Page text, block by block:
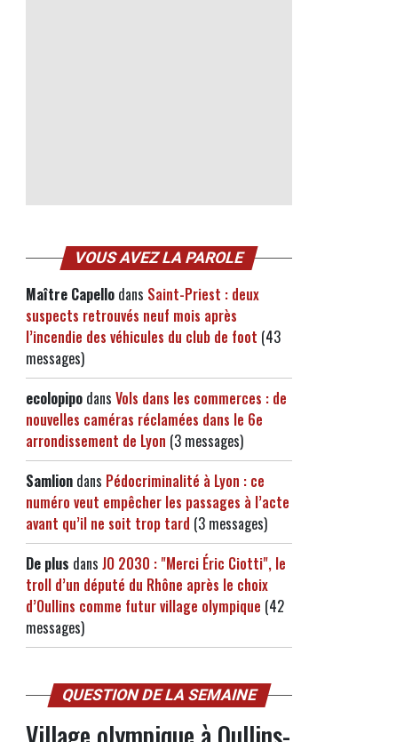
VOUS AVEZ LA PAROLE
Maître Capello dans Saint-Priest : deux
suspects retrouvés neuf mois après
l’incendie des véhicules du club de foot (43
messages)
ecolopipo dans Vols dans les commerces : de
nouvelles caméras réclamées dans le 6e
arrondissement de Lyon (3 messages)
Samlion dans Pédocriminalité à Lyon : ce
numéro veut empêcher les passages à l’acte
avant qu’il ne soit trop tard (3 messages)
De plus dans JO 2030 : "Merci Éric Ciotti", le
troll d’un député du Rhône après le choix
d’Oullins comme futur village olympique (42
messages)
QUESTION DE LA SEMAINE